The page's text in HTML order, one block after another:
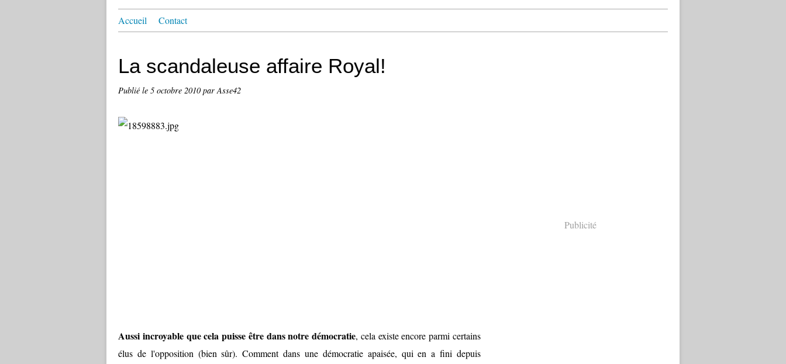
Accueil Contact
La scandaleuse affaire Royal!
Publié le 5 octobre 2010par Asse42
Aussi incroyable que cela puisse être dans notre démocratie, cela existe encore parmi certains
élus de l'opposition (bien sûr). Comment dans une démocratie apaisée, qui en a fini depuis
Publicité